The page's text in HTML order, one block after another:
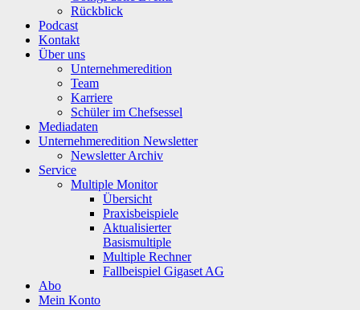
Rückblick
Podcast
Kontakt
Über uns
Unternehmeredition
Team
Karriere
Schüler im Chefsessel
Mediadaten
Unternehmeredition Newsletter
Newsletter Archiv
Service
Multiple Monitor
Übersicht
Praxisbeispiele
Aktualisierter
Basismultiple
Multiple Rechner
Fallbeispiel Gigaset AG
Abo
Mein Konto